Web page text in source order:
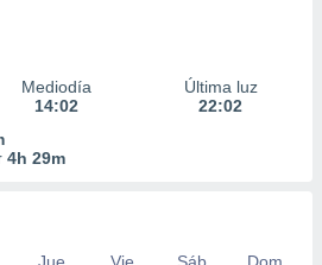
Mediodía
14:02
Última luz
22:02
4h 29m